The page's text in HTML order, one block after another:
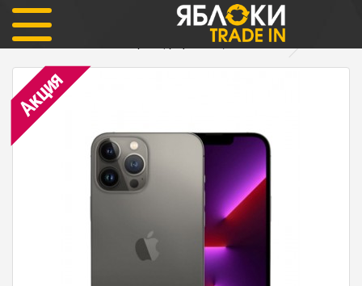
iPhone 13 Pro
iPhone 13 Pro 256гб Graphite (графитовый) Как новый
Акция